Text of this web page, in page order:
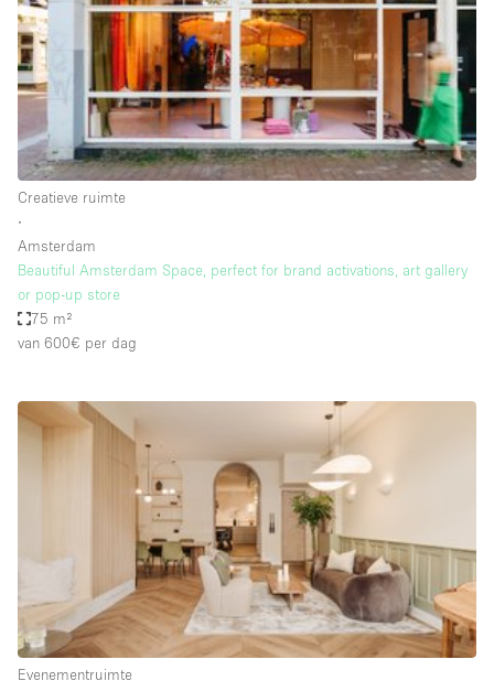
Ontvangsthal
Overige
Restaurant / Bar / Café
Salon
Unieke ruimte
Vergaderruimte
Vrachtwagen
Winkel delen
Winkelruimte in winkelcentrum
Kenmerken ruimte
Airconditioning
Animals Friendly
Audio- en videoapparatuur
Auto display
Badkamer
Bar
Creatieve ruimte
∙
Amsterdam
Beautiful Amsterdam Space, perfect for brand activations, art gallery
or pop-up store
75 m²
van 600€ per dag
Evenementruimte